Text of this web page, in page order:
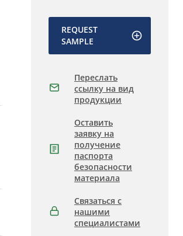
REQUEST
SAMPLE
Переслать
ссылку на вид
продукции
Оставить
заявку на
получение
паспорта
безопасности
материала
Связаться с
нашими
специалистами